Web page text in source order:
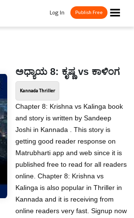
☰
Log In Publish Free
ಅಧ್ಯಾಯ 8: ಕೃಷ್ಣ vs ಕಾಳಿಂಗ
Kannada Thriller
Chapter 8: Krishna vs Kalinga book
and story is written by Sandeep
Joshi in Kannada . This story is
getting good reader response on
Matrubharti app and web since it is
published free to read for all readers
online. Chapter 8: Krishna vs
Kalinga is also popular in Thriller in
Kannada and it is receiving from
online readers very fast. Signup now